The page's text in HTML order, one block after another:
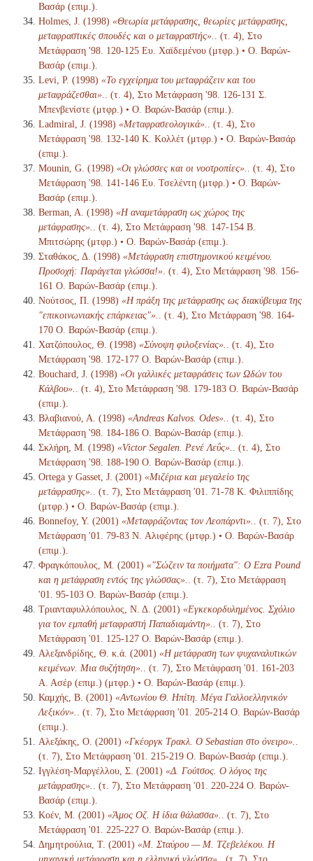
Βασάρ (επιμ.).
Holmes, J. (1998) «Θεωρία μετάφρασης, θεωρίες μετάφρασης,
μεταφραστικές σπουδές και ο μεταφραστής».
. (τ. 4), Στο
Μετάφραση '98. 120-125 Ευ. Χαϊδεμένου (μτφρ.) • Ο. Βαρών-
Βασάρ (επιμ.).
Levi, P. (1998) «Το εγχείρημα του μεταφράζειν και του
μεταφράζεσθαι».
. (τ. 4), Στο Μετάφραση '98. 126-131 Σ.
Μπενβενίστε (μτφρ.) • Ο. Βαρών-Βασάρ (επιμ.).
Ladmiral, J. (1998) «Μεταφρασεολογικά».
. (τ. 4), Στο
Μετάφραση '98. 132-140 Κ. Κολλέτ (μτφρ.) • Ο. Βαρών-Βασάρ
(επιμ.).
Mounin, G. (1998) «Οι γλώσσες και οι νοοτροπίες».
. (τ. 4), Στο
Μετάφραση '98. 141-146 Ευ. Τσελέντη (μτφρ.) • Ο. Βαρών-
Βασάρ (επιμ.).
Berman, A. (1998) «Η αναμετάφραση ως χώρος της
μετάφρασης».
. (τ. 4), Στο Μετάφραση '98. 147-154 Β.
Μπιτσώρης (μτφρ.) • Ο. Βαρών-Βασάρ (επιμ.).
Σταθάκος, Δ. (1998) «Μετάφραση επιστημονικού κειμένου.
Προσοχή: Παράγεται γλώσσα!» . (τ. 4), Στο Μετάφραση '98. 156-
161 Ο. Βαρών-Βασάρ (επιμ.).
Νούτσος, Π. (1998) «Η πράξη της μετάφρασης ως διακύβευμα της
"επικοινωνιακής επάρκειας"».
. (τ. 4), Στο Μετάφραση '98. 164-
170 Ο. Βαρών-Βασάρ (επιμ.).
Χατζόπουλος, Θ. (1998) «Σύνοψη φιλοξενίας».
. (τ. 4), Στο
Μετάφραση '98. 172-177 Ο. Βαρών-Βασάρ (επιμ.).
Bouchard, J. (1998) «Οι γαλλικές μεταφράσεις των Ωδών του
Κάλβου».
. (τ. 4), Στο Μετάφραση '98. 179-183 Ο. Βαρών-Βασάρ
(επιμ.).
Βλαβιανού, Α. (1998) «Andreas Kalvos. Odes».
. (τ. 4), Στο
Μετάφραση '98. 184-186 Ο. Βαρών-Βασάρ (επιμ.).
Σκλήρη, Μ. (1998) «Victor Segalen. Ρενέ Λεΰς».
. (τ. 4), Στο
Μετάφραση '98. 188-190 Ο. Βαρών-Βασάρ (επιμ.).
Ortega y Gasset, J. (2001) «Μιζέρια και μεγαλείο της
μετάφρασης».
. (τ. 7), Στο Μετάφραση '01. 71-78 K. Φιλιππίδης
(μτφρ.) • Ο. Βαρών-Βασάρ (επιμ.).
Bonnefoy, Y. (2001) «Μεταφράζοντας τον Λεοπάρντι».
. (τ. 7), Στο
Μετάφραση '01. 79-83 N. Αλιφέρης (μτφρ.) • Ο. Βαρών-Βασάρ
(επιμ.).
Φραγκόπουλος, Μ. (2001) «"Σώζειν τα ποιήματα": Ο Ezra Pound
και η μετάφραση εντός της γλώσσας».
. (τ. 7), Στο Μετάφραση
'01. 95-103 Ο. Βαρών-Βασάρ (επιμ.).
Τριανταφυλλόπουλος, Ν. Δ. (2001) «Εγκεκορδυλημένος. Σχόλιο
για τον εμπαθή μεταφραστή Παπαδιαμάντη».
. (τ. 7), Στο
Μετάφραση '01. 125-127 Ο. Βαρών-Βασάρ (επιμ.).
Αλεξανδρίδης, Θ. κ.ά. (2001) «Η μετάφραση των ψυχαναλυτικών
κειμένων. Μια συζήτηση».
. (τ. 7), Στο Μετάφραση '01. 161-203
Α. Ασέρ (επιμ.) (μτφρ.) • Ο. Βαρών-Βασάρ (επιμ.).
Καμχής, Β. (2001) «Αντωνίου Θ. Ηπίτη. Μέγα Γαλλοελληνικόν
Λεξικόν».
. (τ. 7), Στο Μετάφραση '01. 205-214 Ο. Βαρών-Βασάρ
(επιμ.).
Αλεξάκης, Ο. (2001) «Γκέοργκ Τρακλ. Ο Sebastian στο όνειρο».
(τ. 7), Στο Μετάφραση '01. 215-219 Ο. Βαρών-Βασάρ (επιμ.).
Ιγγλέση-Μαργέλλου, Σ. (2001) «Δ. Γούτσος. Ο λόγος της
μετάφρασης».
. (τ. 7), Στο Μετάφραση '01. 220-224 Ο. Βαρών-
Βασάρ (επιμ.).
Κοέν, Μ. (2001) «Άμος Οζ. Η ίδια θάλασσα».
. (τ. 7), Στο
Μετάφραση '01. 225-227 Ο. Βαρών-Βασάρ (επιμ.).
Δημητρούλια, Τ. (2001) «Μ. Σταύρου — Μ. Τζεβελέκου. Η